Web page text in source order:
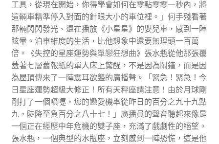
工具，從現在開始，你得學會如何在零點零零一秒內，將
這輛車精準停入對面的針眼大小的車位裡。」何手殘看著
那輛閃閃發光、還在播放《小星星》的嬰兒車，感到一陣
眩暈。泊車維度的生活，比他想象中還要無理頭一百萬
倍。《失控的星座運勢與單戀狂想曲》張水瓶從他那張覆
蓋著七層舊報紙的單人床上驚醒，不是因為鬧鐘，而是因
為屋頂傳來了一陣震耳欲聾的廣播聲。「緊急！緊急！今
日星座運勢超級大修正！所有天秤座請注意！由於月球剛
剛打了一個噴嚏，您的戀愛機率從昨日的百分之九十九點
九，陡降至負百分之八十七！」廣播員的聲音聽起來像是
一個正在經歷中年危機的雙子座，充滿了戲劇性的絕望。
張水瓶，一個典型的水瓶座，立刻感到一陣恐慌，這是他